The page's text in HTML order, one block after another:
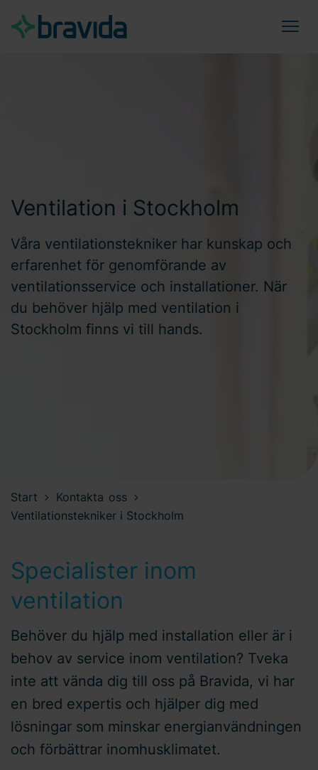
Ventilation i Stockholm
Våra ventilationstekniker har kunskap och
erfarenhet för genomförande av
ventilationsservice och installationer. När
du behöver hjälp med ventilation i
Stockholm finns vi till hands.
Start
Kontakta oss
Ventilationstekniker i Stockholm
Specialister inom
ventilation
Behöver du hjälp med installation eller är i
behov av service inom ventilation? Tveka
inte att vända dig till oss på Bravida, vi har
en bred expertis och hjälper dig med
lösningar som minskar energianvändningen
och förbättrar inomhusklimatet.